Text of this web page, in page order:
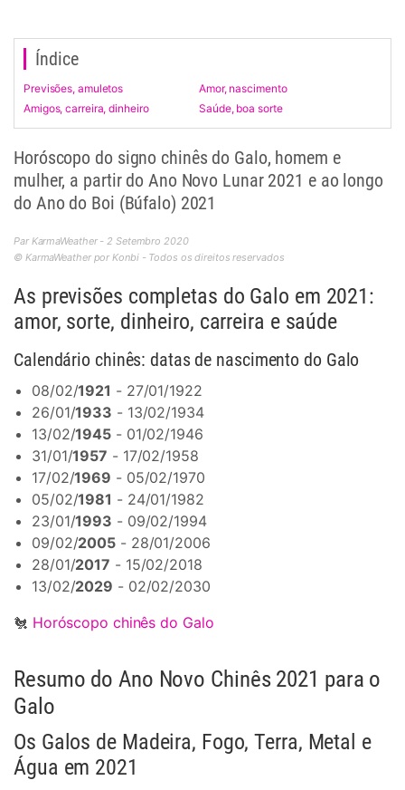
Índice
Previsões, amuletos
Amor, nascimento
Amigos, carreira, dinheiro
Saúde, boa sorte
Horóscopo do signo chinês do Galo, homem e
mulher, a partir do Ano Novo Lunar 2021 e ao longo
do Ano do Boi (Búfalo) 2021
Par KarmaWeather - 2 Setembro 2020
© KarmaWeather por Konbi - Todos os direitos reservados
As previsões completas do Galo em 2021:
amor, sorte, dinheiro, carreira e saúde
Calendário chinês: datas de nascimento do Galo
08/02/1921 - 27/01/1922
26/01/1933 - 13/02/1934
13/02/1945 - 01/02/1946
31/01/1957 - 17/02/1958
17/02/1969 - 05/02/1970
05/02/1981 - 24/01/1982
23/01/1993 - 09/02/1994
09/02/2005 - 28/01/2006
28/01/2017 - 15/02/2018
13/02/2029 - 02/02/2030
🐔 Horóscopo chinês do Galo
Resumo do Ano Novo Chinês 2021 para o
Galo
Os Galos de Madeira, Fogo, Terra, Metal e
Água em 2021